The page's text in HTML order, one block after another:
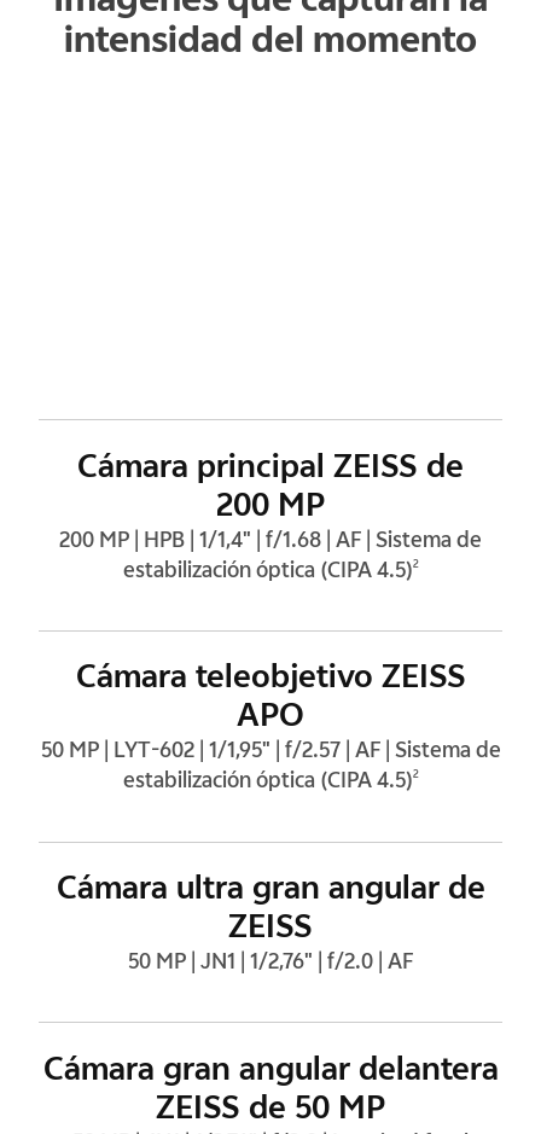
intensidad del momento
Cámara principal ZEISS de
200 MP
200 MP | HPB | 1/1,4" | f/1.68 | AF | Sistema de
estabilización óptica (CIPA 4.5)2
Cámara teleobjetivo ZEISS
APO
50 MP | LYT-602 | 1/1,95" | f/2.57 | AF | Sistema de
estabilización óptica (CIPA 4.5)2
Cámara ultra gran angular de
ZEISS
50 MP | JN1 | 1/2,76" | f/2.0 | AF
Cámara gran angular delantera
ZEISS de 50 MP